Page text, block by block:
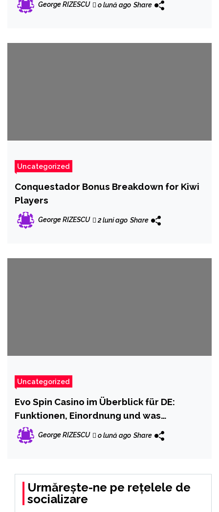
George RIZESCU o lună ago Share
Uncategorized
Conquestador Bonus Breakdown for Kiwi
Players
George RIZESCU 2 luni ago Share
Uncategorized
Evo Spin Casino im Überblick für DE:
Funktionen, Einordnung und was
Anfänger wirklich wissen sollten
George RIZESCU o lună ago Share
Urmărește-ne pe rețelele de
socializare